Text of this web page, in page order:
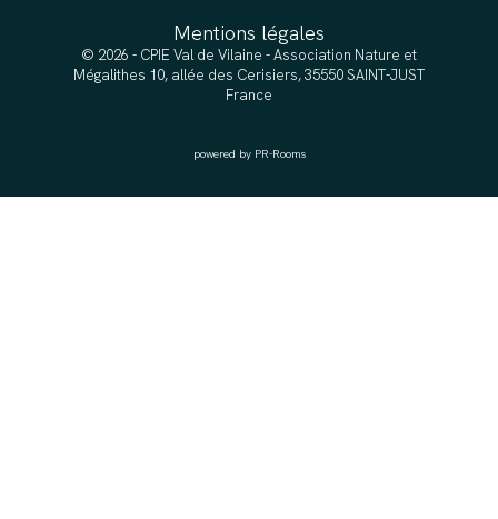
Mentions légales
© 2026 - CPIE Val de Vilaine - Association Nature et
Mégalithes 10, allée des Cerisiers, 35550 SAINT-JUST
France
powered by PR-Rooms